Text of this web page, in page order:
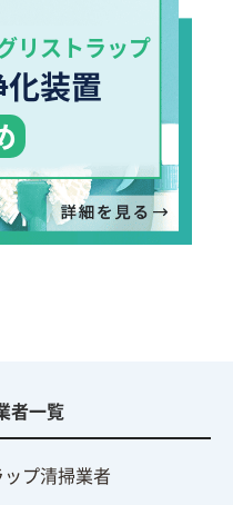
リストラップ
化装置
者一覧
プ清掃業者